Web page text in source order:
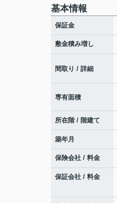
基本情報
保証金
敷金積み増し
間取り / 詳細
専有面積
所在階 / 階建て
築年月
保険会社 / 料金
保証会社 / 料金